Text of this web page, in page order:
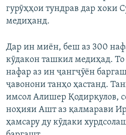
гурӯҳҳои тундрав дар хоки
медиҳанд.
Дар ин миён, беш аз 300
кӯдакон ташкил медиҳад. То
нафар аз ин ҷангҷӯён
ҷавонони танҳо ҳастанд.
имсол Алишер Қодирқулов,
ноҳияи Ашт аз қалмарави
ҳамсару ду кӯдаки